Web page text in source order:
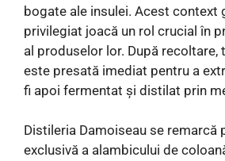
bogate ale insulei. Acest context
privilegiat joacă un rol crucial în
al produselor lor. După
este presată imediat pentru a
fi apoi fermentat și distilat prin
Distileria Damoiseau se remarcă
exclusivă a alambicului de